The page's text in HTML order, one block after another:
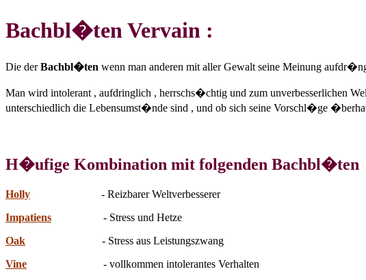
Bachbl�tenVervain :
Die derBachbl�ten wenn man anderen mit aller Gewalt seine Meinung
Man wird intolerant , aufdringlich , herrschs�chtig und zum unverbesserlichen
unterschiedlich die Lebensumst�nde sind , und ob sich seine Vorschl�ge
H�ufige Kombination mit folgenden Bachbl�ten
Holly
- Reizbarer Weltverbesserer
Impatiens
- Stress und Hetze
Oak
- Stress aus Leistungszwang
Vine
- vollkommen intolerantes Verhalten